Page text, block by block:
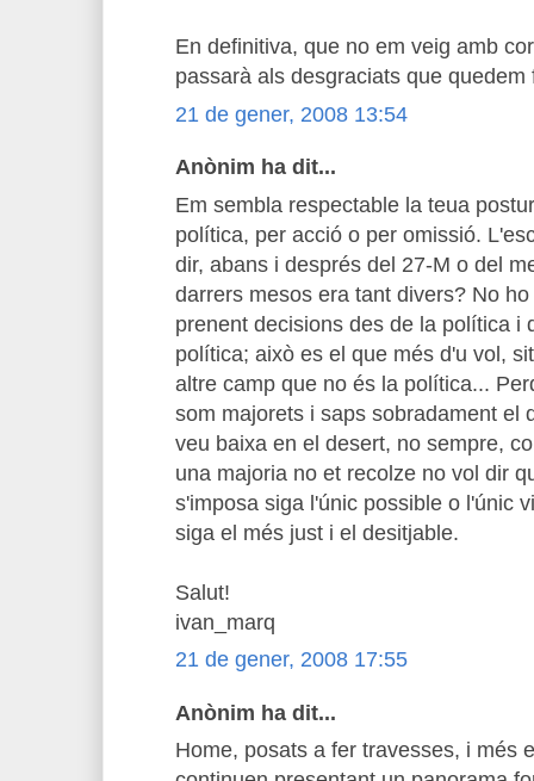
En definitiva, que no em veig amb
passarà als desgraciats que
21 de gener, 2008 13:54
Anònim ha dit...
Em sembla respectable la teua
política, per acció o per omissió.
dir, abans i després del 27-M o del
darrers mesos era tant divers? No
prenent decisions des de la política i
política; això es el que més d'u vol,
altre camp que no és la política...
som majorets i saps sobradament el
veu baixa en el desert, no sempre,
una majoria no et recolze no vol dir
s'imposa siga l'únic possible o l'únic
siga el més just i el desitjable.
Salut!
ivan_marq
21 de gener, 2008 17:55
Anònim ha dit...
Home, posats a fer travesses, i més